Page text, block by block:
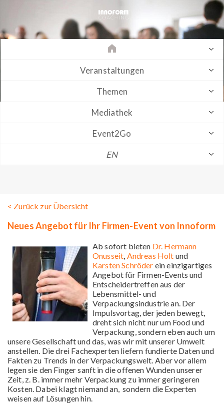
Veranstaltungen
Themen
Mediathek
Event2Go
EN
< Zurück zur Übersicht
Neues Angebot für Ihr Firmen-Event von Innoform
Ab sofort bieten Dr. Hermann
Onusseit, Andreas Holt und
Karsten Schröder ein einzigartiges
Angebot für Firmen-Events und
Entscheidertreffen aus der
Lebensmittel- und
Verpackungsindustrie an. Der
Impulsvortag, der jeden bewegt,
dreht sich nicht nur um Food und
Verpackung, sondern eben auch um
unsere Gesellschaft und das, was wir mit unserer Umwelt
anstellen. Die drei Fachexperten liefern fundierte Daten und
Fakten zu Trends in der Verpackungswelt. Aber vor allem
legen sie den Finger sanft in die offenen Wunden unserer
Zeit, z. B. immer mehr Verpackung zu immer geringeren
Kosten. Dabei klagt niemand an, sondern die Experten
weisen auf Lösungen hin.